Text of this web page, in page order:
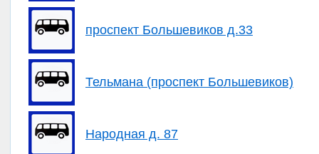
проспект Большевиков д.33
Тельмана (проспект Большевиков)
Народная д. 87